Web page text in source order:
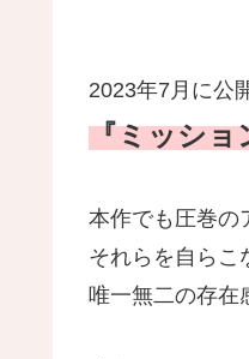
2023年7月に公
『ミッショ
本作でも圧巻の
それらを自らこ
唯一無二の存在